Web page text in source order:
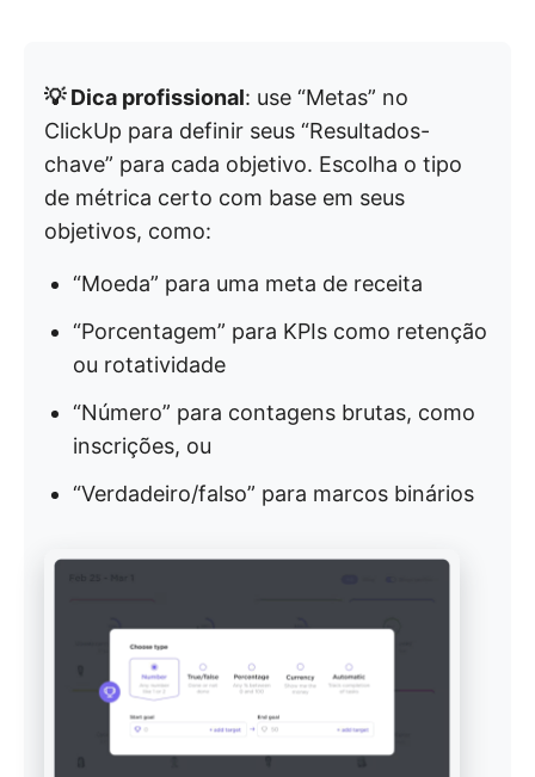
💡 Dica profissional: use “Metas” no
ClickUp para definir seus “Resultados-
chave” para cada objetivo. Escolha o tipo
de métrica certo com base em seus
objetivos, como:
“Moeda” para uma meta de receita
“Porcentagem” para KPIs como retenção
ou rotatividade
“Número” para contagens brutas, como
inscrições, ou
“Verdadeiro/falso” para marcos binários